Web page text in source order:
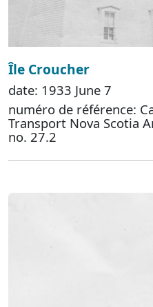
Île Croucher
date: 1933 June 7
numéro de référence:
Transport Nova Scotia
no. 27.2